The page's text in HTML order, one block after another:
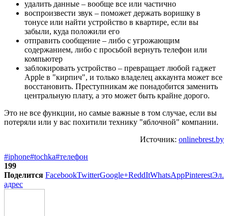
удалить данные – вообще все или частично
воспроизвести звук – поможет держать воришку в
тонусе или найти устройство в квартире, если вы
забыли, куда положили его
отправить сообщение – либо с угрожающим
содержанием, либо с просьбой вернуть телефон или
компьютер
заблокировать устройство – превращает любой гаджет
Apple в "кирпич", и только владелец аккаунта может все
восстановить. Преступникам же понадобится заменить
центральную плату, а это может быть крайне дорого.
Это не все функции, но самые важные в том случае, если вы
потеряли или у вас похитили технику "яблочной" компании.
Источник: onlinebrest.by
#iphone#tochka#телефон
199
Поделится FacebookTwitterGoogle+ReddItWhatsAppPinterestЭл.
адрес